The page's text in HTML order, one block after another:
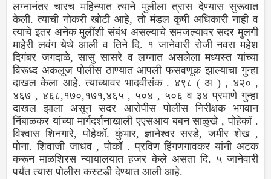
लग्नानंतर चारच महिन्यात त्याने मुलीला त्रास देण्यास सुरूवात
केली. त्याची नोकरी खोटी आहे, तो मंडल कृषी अधिकारी नाही व
त्याचे इतर अनेक मुलींशी संबंध असल्याचे समजल्यावर सदर मुलगी
माहेरी लवंग येथे आली व तिने दि. १ जानेवारी रोजी नवरा महेश
दिगंबर जगदाळे, सासु सासरे व लग्नात असलेला मध्यस्त यांच्या
विरूध्द अकलूज पोलीस ठाण्यात आपली फसवणूक झाल्याचा गुन्हा
दाखल केला आहे. त्याच्यावर भादवीसंक . ४९८ ( अ ) , ४२० ,
४६७ , ४६८,१७०,१७१,४६५ , ५०४ , ५०६ व ३४ प्रमाणे गुन्हा
दाखल झाला असून सदर आरोपीस पोलीस निरीक्षक भगवान
निंबाळकर यांच्या मार्गदर्शनाखाली एएसआय बबन साळुखे , पोहेकॉ .
विश्वास शिनगारे, पोहेकॉ. कुंभार, ज्ञानेश्वर सरडे, जमीर शेख ,
पोना. शिवाजी जाधव , पोकॉ . प्रविण हिंगणगावकर यांनी अटक
करून माळशिरस न्यायालयात हजर केले असता दि. ५ जानेवारी
पर्यंत त्यास पोलीस कस्टडी देण्यात आली आहे.